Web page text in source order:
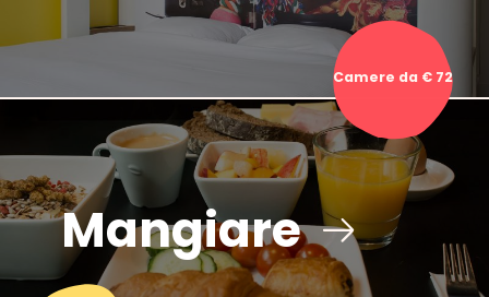
Camere da € 72
Mangiare